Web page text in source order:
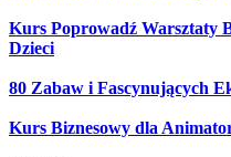
Kurs Poprowadź Warsztaty
Dzieci
80 Zabaw i Fascynujących
Kurs Biznesowy dla